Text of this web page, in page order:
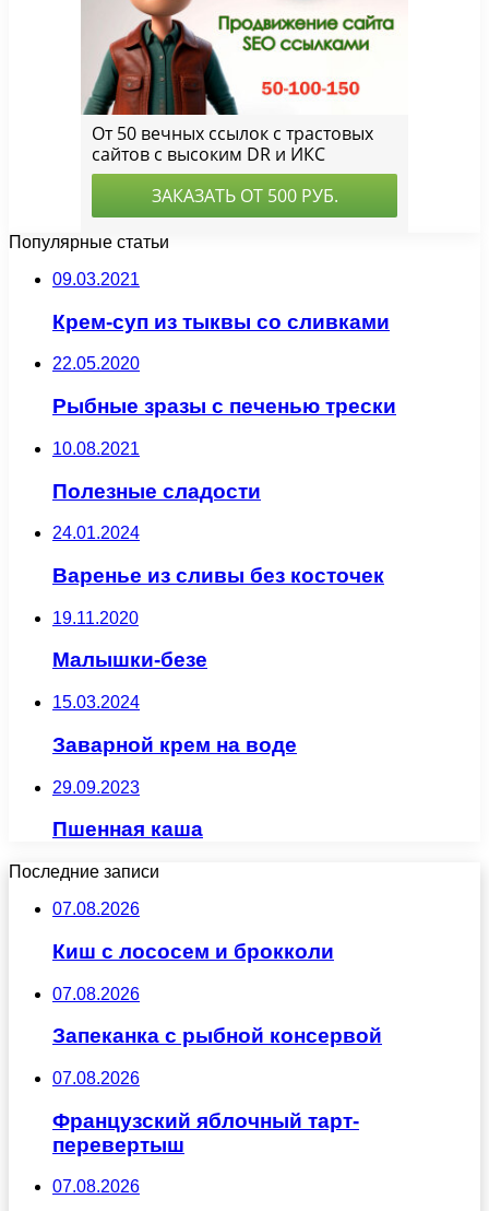
Популярные статьи
09.03.2021
Крем-суп из тыквы со сливками
22.05.2020
Рыбные зразы с печенью трески
10.08.2021
Полезные сладости
24.01.2024
Варенье из сливы без косточек
19.11.2020
Малышки-безе
15.03.2024
Заварной крем на воде
29.09.2023
Пшенная каша
Последние записи
07.08.2026
Киш с лососем и брокколи
07.08.2026
Запеканка с рыбной консервой
07.08.2026
Французский яблочный тарт-
перевертыш
07.08.2026